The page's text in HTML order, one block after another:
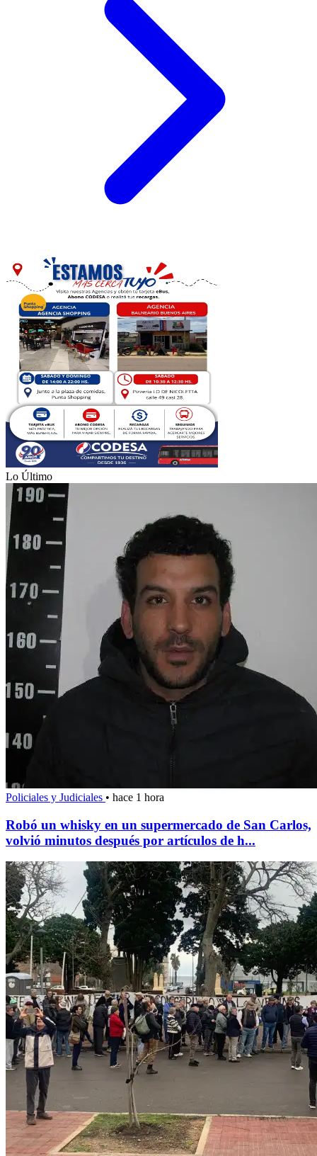
Lo Último
Policiales y Judiciales • hace 1 hora
Robó un whisky en un supermercado de San Carlos,
volvió minutos después por artículos de h...